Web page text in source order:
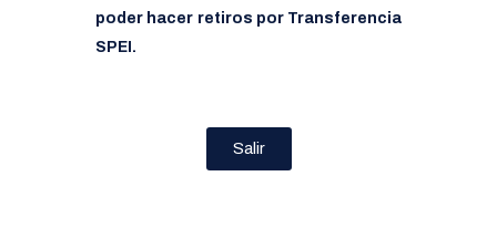
poder hacer retiros por Transferencia
SPEI.
Salir